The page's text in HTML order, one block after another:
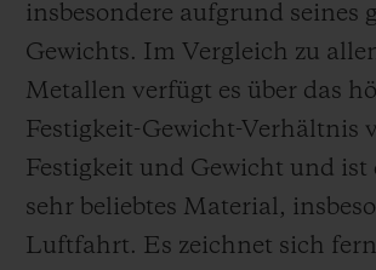
insbesondere aufgrund seines
Gewichts. Im Vergleich zu
Metallen verfügt es über das
Festigkeit-Gewicht-Verhältnis
Festigkeit und Gewicht und ist
sehr beliebtes Material,
Luftfahrt. Es zeichnet sich